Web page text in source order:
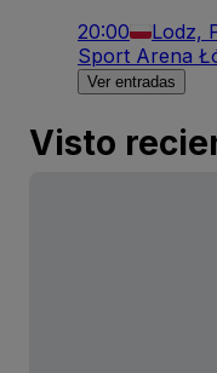
20:00 Lodz,
Sport Arena
Ver entradas
Visto